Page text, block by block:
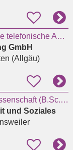
Hebamme (m/w/d) für unsere telefonische Auftragsannahme und Beratung
GmbH
(Allgäu)
Angewandte Hebammenwissenschaft (B.Sc.) (w/m/d)
und Soziales